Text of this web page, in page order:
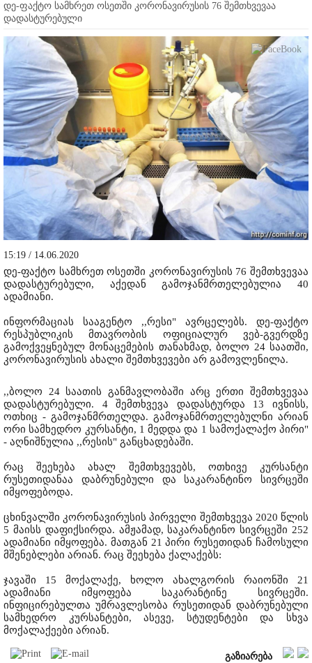
დე-ფაქტო სამხრეთ ოსეთში კორონავირუსის 76 შემთხვევაა
დადასტურებული
15:19 / 14.06.2020
დე-ფაქტო სამხრეთ ოსეთში კორონავირუსის 76 შემთხვევაა
დადასტურებული, აქედან გამოჯანმრთელებულია 40
ადამიანი.
ინფორმაციას სააგენტო ,,რესი" ავრცელებს. დე-ფაქტო
რესპუბლიკის მთავრობის ოფიციალურ ვებ-გვერდზე
გამოქვეყნებულ მონაცემების თანახმად, ბოლო 24 საათში,
კორონავირუსის ახალი შემთხვევები არ გამოვლენილა.
,,ბოლო 24 საათის განმავლობაში არც ერთი შემთხვევაა
დადასტურებული. 4 შემთხვევა დადასტურდა 13 ივნისს,
ოთხიც - გამოჯანმრთელდა. გამოჯანმრთელებულნი არიან
ორი სამხედრო კურსანტი, 1 მედდა და 1 სამოქალაქო პირი"
- აღნიშნულია ,,რესის" განცხადებაში.
რაც შეეხება ახალ შემთხვევებს, ოთხივე კურსანტი
რუსეთიდანაა დაბრუნებული და საკარანტინო სივრცეში
იმყოფებოდა.
ცხინვალში კორონავირუსის პირველი შემთხვევა 2020 წლის
5 მაისს დაფიქსირდა. ამჟამად, საკარანტინო სივრცეში 252
ადამიანი იმყოფება. მათგან 21 პირი რუსეთიდან ჩამოსული
მშენებლები არიან. რაც შეეხება ქალაქებს:
ჯავაში 15 მოქალაქე, ხოლო ახალგორის რაიონში 21
ადამიანი იმყოფება საკარანტინე სივრცეში.
ინფიცირებულთა უმრავლესობა რუსეთიდან დაბრუნებული
სამხედრო კურსანტები, ასევე, სტუდენტები და სხვა
მოქალაქეები არიან.
გაზიარება